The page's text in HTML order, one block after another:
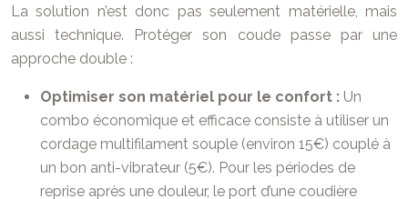
La solution n’est donc pas seulement matérielle, mais
aussi technique. Protéger son coude passe par une
approche double :
Optimiser son matériel pour le confort : Un
combo économique et efficace consiste à utiliser un
cordage multifilament souple (environ 15€) couplé à
un bon anti-vibrateur (5€). Pour les périodes de
reprise après une douleur, le port d’une coudière